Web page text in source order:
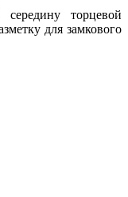
торцевой
для замкового